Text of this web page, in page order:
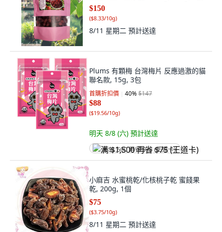
$150
($8.33/10g)
8/11 星期二 預計送達
Plums 有顆梅 台灣梅片 反應過激的貓
聯名款, 15g, 3包
首購折扣價 40%$147
$88
($19.56/10g)
明天 8/8 (六) 預計送達
满 $1,500 再省 $75 (王道卡)
小麻吉 水蜜桃乾/化核桃子乾 蜜餞果
乾, 200g, 1個
$75
($3.75/10g)
8/11 星期二 預計送達